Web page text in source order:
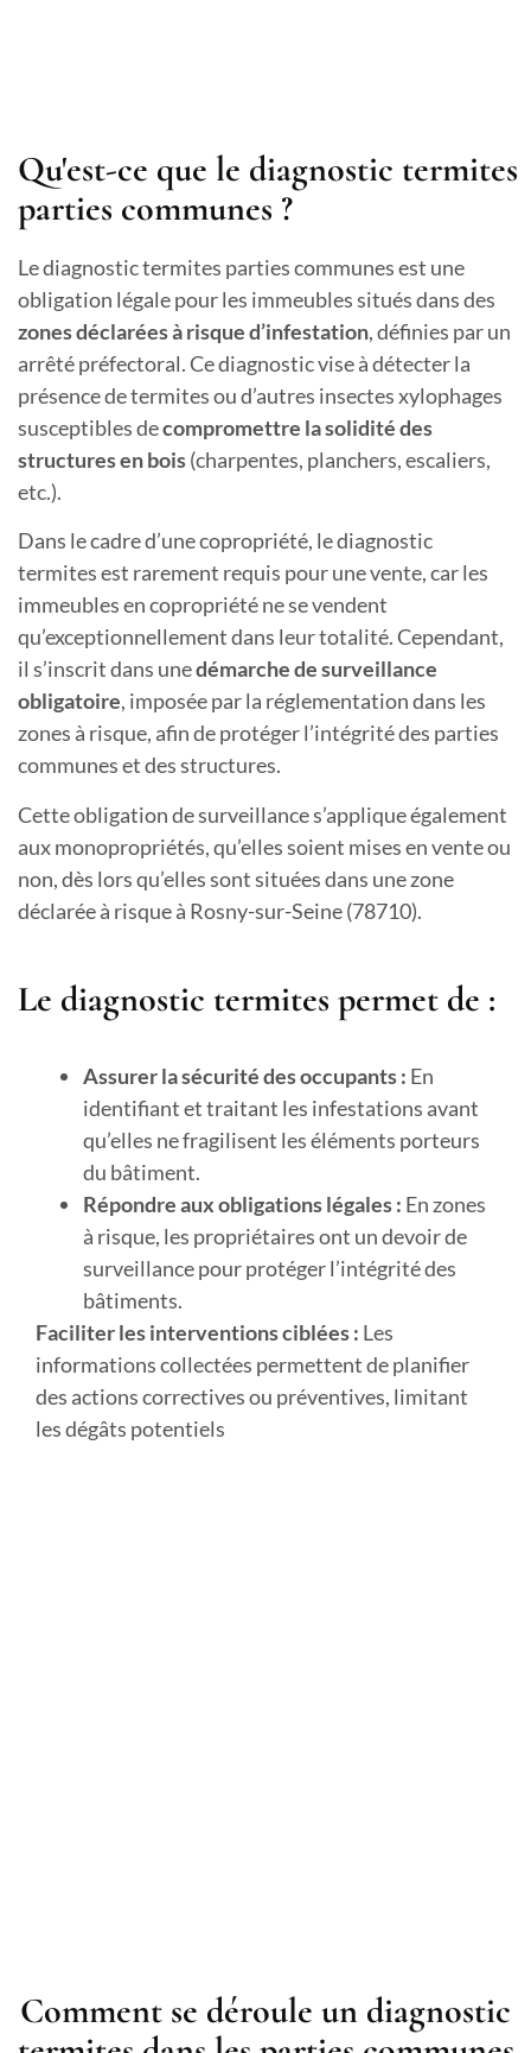
Qu'est-ce que le diagnostic termites
parties communes ?
Le diagnostic termites parties communes est une
obligation légale pour les immeubles situés dans des
zones déclarées à risque d’infestation, définies par un
arrêté préfectoral. Ce diagnostic vise à détecter la
présence de termites ou d’autres insectes xylophages
susceptibles decompromettre la solidité des
structures en bois(charpentes, planchers, escaliers,
etc.).
Dans le cadre d’une copropriété, le diagnostic
termites est rarement requis pour une vente, car les
immeubles en copropriété ne se vendent
qu’exceptionnellement dans leur totalité. Cependant,
il s’inscrit dans unedémarche de surveillance
obligatoire, imposée par la réglementation dans les
zones à risque, afin de protéger l’intégrité des parties
communes et des structures.
Cette obligation de surveillance s’applique également
aux monopropriétés, qu’elles soient mises en vente ou
non, dès lors qu’elles sont situées dans une zone
déclarée à risqueà Rosny-sur-Seine (78710).
Le diagnostic termites permet de :
Assurer la sécurité des occupants : En
identifiant et traitant les infestations avant
qu’elles ne fragilisent les éléments porteurs
du bâtiment.
Répondre aux obligations légales : En zones
à risque, les propriétaires ont un devoir de
surveillance pour protéger l’intégrité des
bâtiments.
Faciliter les interventions ciblées : Les
informations collectées permettent de planifier
des actions correctives ou préventives, limitant
les dégâts potentiels
Comment se déroule un diagnostic